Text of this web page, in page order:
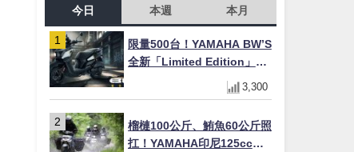
今日 本週 本月
限量500台！YAMAHA BW’S
全新「Limited Edition」都
市探索限定色 GOOPiMADE
聯名包同步登場
3,300
榴槤100公斤、鮪魚60公斤照
扛！YAMAHA印尼125cc速